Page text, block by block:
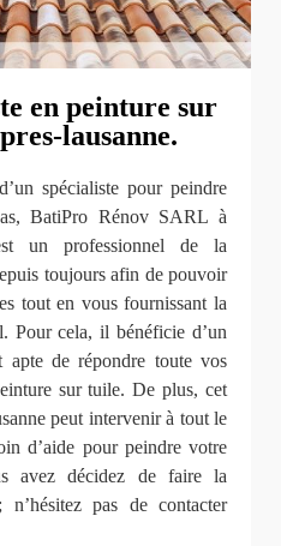
en peinture sur
lausanne.
spécialiste pour peindre
BatiPro Rénov SARL à
un professionnel de la
toujours afin de pouvoir
tout en vous fournissant la
Pour cela, il bénéficie d’un
de répondre toute vos
sur tuile. De plus, cet
peut intervenir à tout le
d’aide pour peindre votre
avez décidez de faire la
pas de contacter